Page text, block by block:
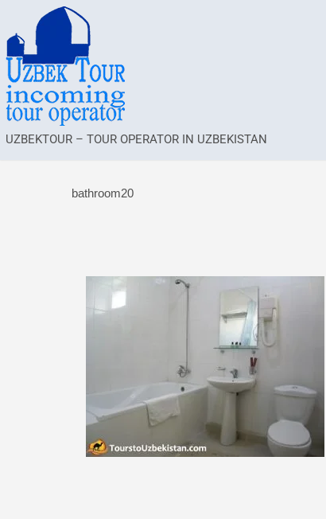
UZBEKTOUR – TOUR OPERATOR IN UZBEKISTAN
bathroom20